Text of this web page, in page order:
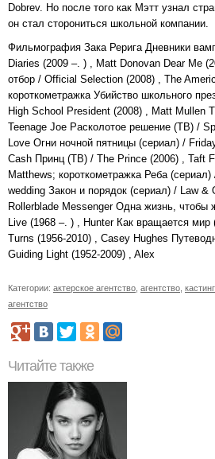
Dobrev. Но после того как Мэтт узнал
он стал сторониться школьной компании.
Фильмография Зака Рерига Дневники
Diaries (2009 –. ) , Matt Donovan Dear Me
отбор / Official Selection (2008) , The
короткометражка Убийство школьного
High School President (2008) , Matt Mullen
Teenage Joe Расколотое решение (ТВ) /
Love Огни ночной пятницы (сериал) /
Cash Принц (ТВ) / The Prince (2006) , Taft
Matthews; короткометражка Реба
wedding Закон и порядок (сериал) / Law &
Rollerblade Messenger Одна жизнь, чтобы
Live (1968 –. ) , Hunter Как вращается
Turns (1956-2010) , Casey Hughes
Guiding Light (1952-2009) , Alex
Категории: актерское агентство агентство
агентство
Читайте также